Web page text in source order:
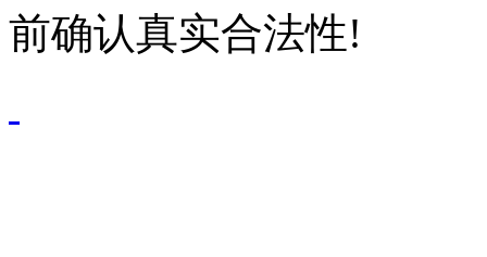
前确认真实合法性!